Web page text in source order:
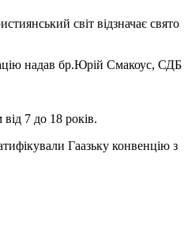
світ відзначає свято
надав бр.Юрій Смакоус, СДБ
7 до 18 років.
Гаазьку конвенцію з